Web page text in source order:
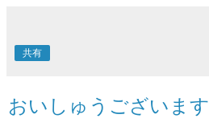
共有
おいしゅうございます